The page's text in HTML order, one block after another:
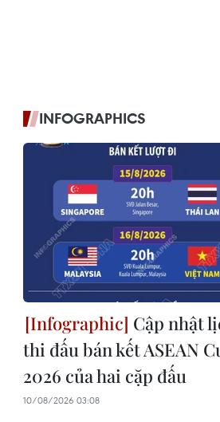
INFOGRAPHICS
Cập nhật
thi đấu bán kết ASEAN
2026 của hai cặp đấu
10/08/2026 03:08